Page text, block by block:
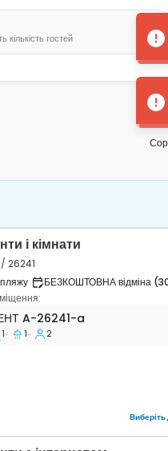
кількість гостей
і кімнати
26241
БЕЗКОШТОВНА відміна
апартаменти Сілба -
A-26241-a
1 1 2
Виберіть